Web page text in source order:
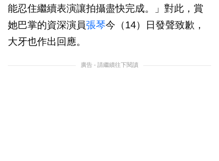
能忍住繼續表演讓拍攝盡快完成。」對此，賞
她巴掌的資深演員張琴今（14）日發聲致歉，
大牙也作出回應。
廣告 - 請繼續往下閱讀